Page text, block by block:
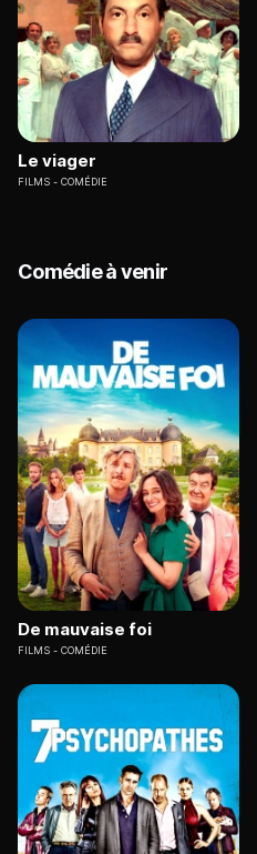
Le viager
FILMS COMÉDIE
Comédie à venir
De mauvaise foi
FILMS COMÉDIE